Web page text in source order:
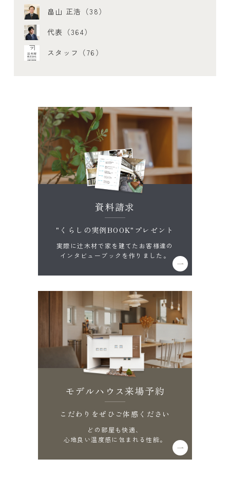
畠山 正浩（38）
代表（364）
スタッフ（76）
資料請求
"くらしの実例BOOK"プレゼント
実際に辻木材で家を建てたお客様達の
インタビューブックを作りました。
モデルハウス来場予約
こだわりをぜひご体感ください
どの部屋も快適、
心地良い温度感に包まれる性能。